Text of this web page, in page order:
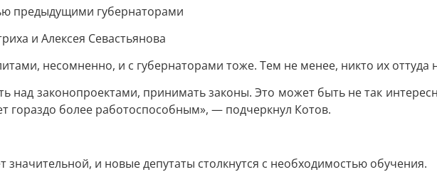
предыдущими губернаторами
и Алексея Севастьянова
несомненно, и с губернаторами тоже. Тем не менее, никто их оттуда
над законопроектами, принимать законы. Это может быть не так
гораздо более работоспособным», — подчеркнул Котов.
значительной, и новые депутаты столкнутся с необходимостью обучения.